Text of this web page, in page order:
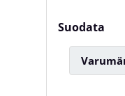
Suodata